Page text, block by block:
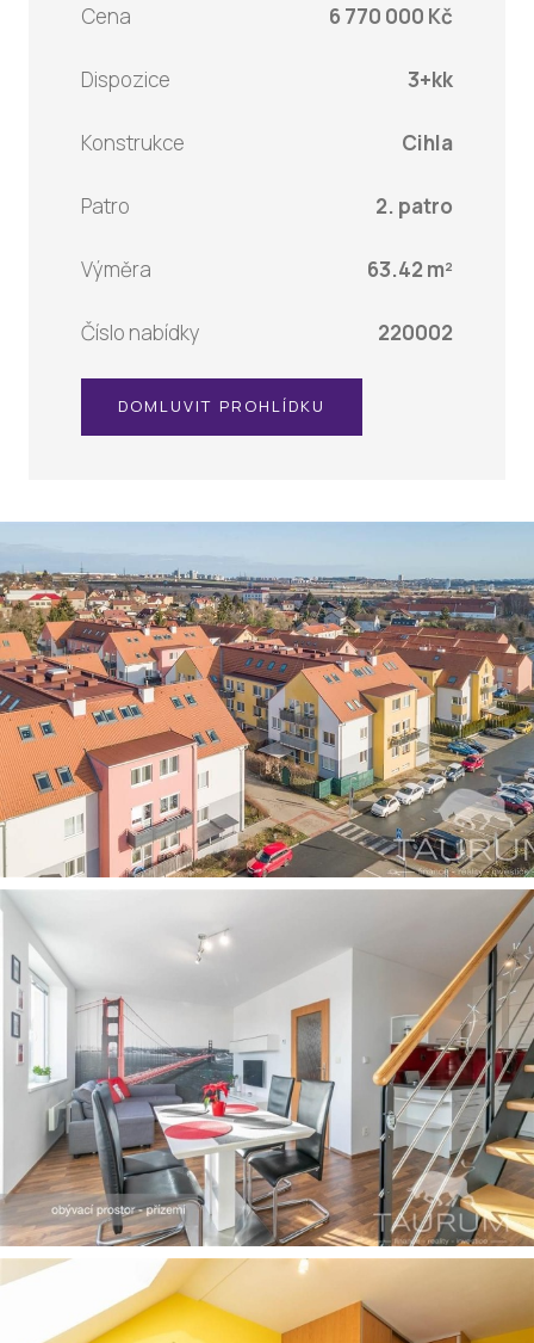
Cena 6 770 000 Kč
Dispozice 3+kk
Konstrukce Cihla
Patro 2. patro
Výměra 63.42 m²
Číslo nabídky 220002
DOMLUVIT PROHLÍDKU